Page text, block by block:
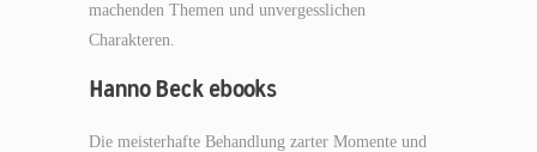
machenden Themen und unvergesslichen
Charakteren.
Hanno Beck ebooks
Die meisterhafte Behandlung zarter Momente und